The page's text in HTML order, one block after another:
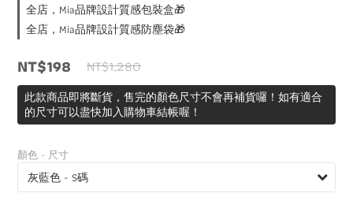
全店，Mia品牌設計質感包裝盒🎁
全店，Mia品牌設計質感防塵袋🎁
NT$198 NT$1,280
此款商品即將斷貨，售完的顏色尺寸不會再補貨囉！如有適合
的尺寸可以盡快加入購物車結帳喔！
顏色 - 尺寸